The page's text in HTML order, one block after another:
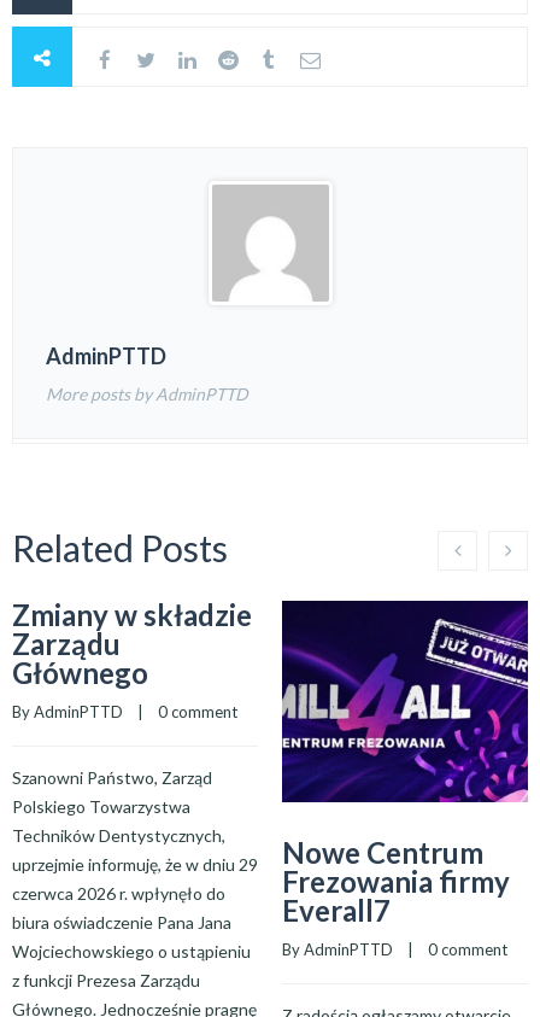
AdminPTTD
More posts by AdminPTTD
Related Posts
Zmiany w składzie
Zarządu
Głównego
By AdminPTTD 0 comment
Szanowni Państwo, Zarząd
Polskiego Towarzystwa
Techników Dentystycznych,
uprzejmie informuję, że w dniu 29
czerwca 2026 r. wpłynęło do
biura oświadczenie Pana Jana
Wojciechowskiego o ustąpieniu
z funkcji Prezesa Zarządu
Głównego. Jednocześnie pragnę
Nowe Centrum
Frezowania firmy
Everall7
By AdminPTTD
    |
0 comment